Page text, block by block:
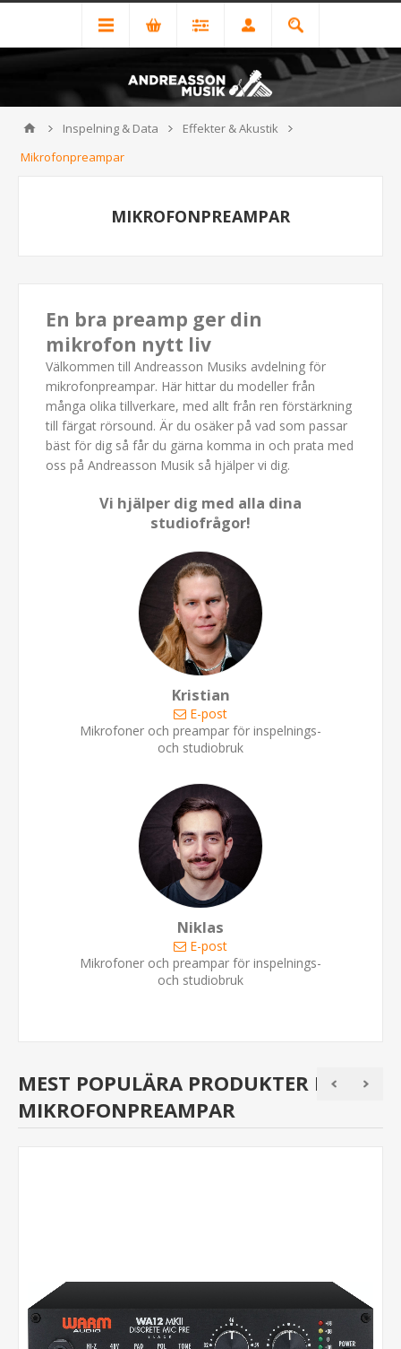
Inspelning & Data
Effekter & Akustik
Mikrofonpreampar
MIKROFONPREAMPAR
En bra preamp ger din
mikrofon nytt liv
Välkommen till Andreasson Musiks avdelning för
mikrofonpreampar. Här hittar du modeller från
många olika tillverkare, med allt från ren förstärkning
till färgat rörsound. Är du osäker på vad som passar
bäst för dig så får du gärna komma in och prata med
oss på Andreasson Musik så hjälper vi dig.
Vi hjälper dig med alla dina
studiofrågor!
Kristian
E-post
Mikrofoner och preampar för inspelnings-
och studiobruk
Niklas
E-post
Mikrofoner och preampar för inspelnings-
och studiobruk
MEST POPULÄRA PRODUKTER I
MIKROFONPREAMPAR